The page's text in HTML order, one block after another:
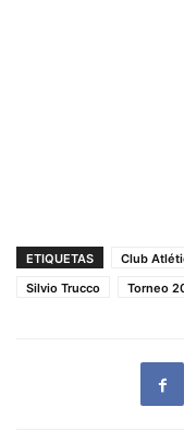
ETIQUETAS Club
Silvio Trucco
Torneo